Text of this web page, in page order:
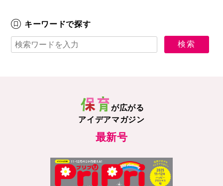
キーワードで探す
が広がる
アイデアマガジン
最新号